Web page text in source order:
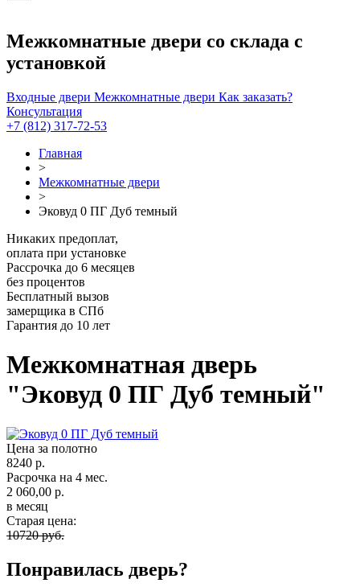
Межкомнатные двери со склада с
установкой
Входные двери Межкомнатные двери Как заказать?
Консультация
+7 (812) 317-72-53
Главная
>
Межкомнатные двери
>
Эковуд 0 ПГ Дуб темный
Никаких предоплат,
оплата при установке
Рассрочка до 6 месяцев
без процентов
Бесплатный вызов
замерщика в СПб
Гарантия до 10 лет
Межкомнатная дверь
"Эковуд 0 ПГ Дуб темный"
Цена за полотно
8240 р.
Расрочка на 4 мес.
2 060,00 р.
в месяц
Старая цена:
10720 руб.
Понравилась дверь?